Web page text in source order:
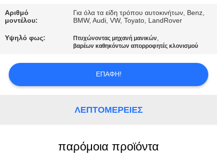
ΕΠΙΚΟΙΝΩΝΉΣΤΕ
ΜΑΖΊ
ΝΈΑ
ΠΡΟΣΦΟΡΆ
Αριθμό
μοντέλου:
Για όλα τα είδη τρόπου αυτοκινήτων, Benz,
BMW, Audi, VW, Toyato, LandRover
Υψηλό φως: Πτυχώνοντας μηχανή μανικών,
βαρέων καθηκόντων απορροφητές κλονισμού
ΕΠΑΦΉ!
ΛΕΠΤΟΜΈΡΕΙΕΣ
παρόμοια προϊόντα